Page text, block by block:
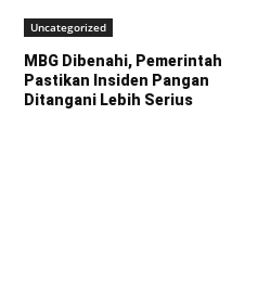
Uncategorized
MBG Dibenahi, Pemerintah
Pastikan Insiden Pangan
Ditangani Lebih Serius